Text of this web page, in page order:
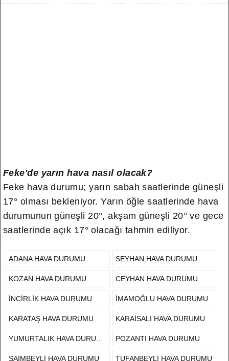
Feke'de yarın hava nasıl olacak?
Feke hava durumu; yarın sabah saatlerinde güneşli
17° olması bekleniyor. Yarın öğle saatlerinde hava
durumunun güneşli 20°, akşam güneşli 20° ve gece
saatlerinde açık 17° olacağı tahmin ediliyor.
ADANA HAVA DURUMU SEYHAN HAVA DURUMU
KOZAN HAVA DURUMU CEYHAN HAVA DURUMU
İNCIRLIK HAVA DURUMU İMAMOĞLU HAVA DURUMU
KARATAŞ HAVA DURUMU KARAISALI HAVA DURUMU
POZANTI HAVA DURUMU
SAIMBEYLI HAVA DURUMU TUFANBEYLI HAVA DURUMU